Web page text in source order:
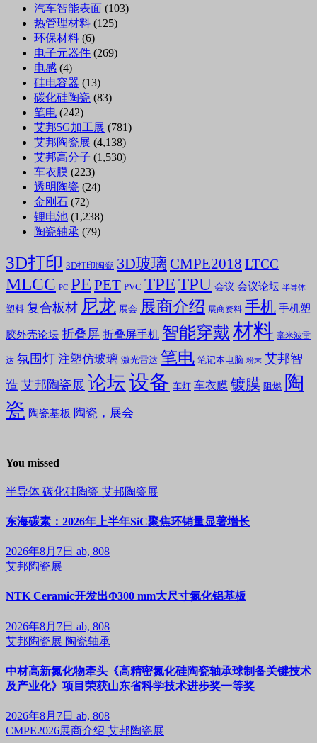
汽车智能表面 (103)
热管理材料 (125)
环保材料 (6)
电子元器件 (269)
电感 (4)
硅电容器 (13)
碳化硅陶瓷 (83)
笔电 (242)
艾邦5G加工展 (781)
艾邦陶瓷展 (4,138)
艾邦高分子 (1,530)
车衣膜 (223)
透明陶瓷 (24)
金刚石 (72)
锂电池 (1,238)
陶瓷轴承 (79)
3D打印 3D打印陶瓷 3D玻璃 CMPE2018 LTCC
MLCC PC PE PET PVC TPETPU 会议 会议论坛 半导体
塑料 复合板材 尼龙 展会 展商介绍 展商资料 手机 手机塑
胶外壳论坛 折叠屏 折叠屏手机 智能穿戴材料 毫米波雷
达 氛围灯 注塑仿玻璃 激光雷达 笔电 笔记本电脑 粉末 艾邦智
造 艾邦陶瓷展 论坛设备 车灯 车衣膜 镀膜 阻燃 陶
瓷 陶瓷基板 陶瓷，展会
You missed
半导体 碳化硅陶瓷 艾邦陶瓷展
东海碳素：2026年上半年SiC聚焦环销量显著增长
2026年8月7日 ab, 808
艾邦陶瓷展
NTK Ceramic开发出Φ300 mm大尺寸氮化铝基板
2026年8月7日 ab, 808
艾邦陶瓷展 陶瓷轴承
中材高新氮化物牵头《高精密氮化硅陶瓷轴承球制备关键技术
及产业化》项目荣获山东省科学技术进步奖一等奖
2026年8月7日 ab, 808
CMPE2026展商介绍 艾邦陶瓷展